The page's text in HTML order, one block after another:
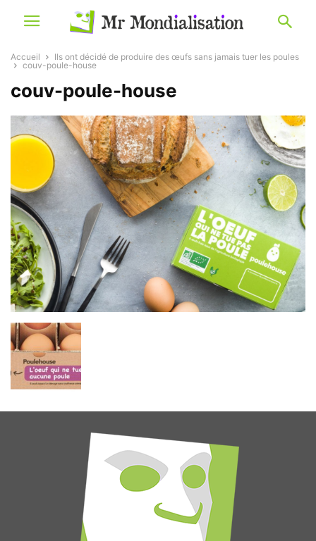
Accueil
Ils ont décidé de produire des œufs sans jamais tuer les poules
couv-poule-house
couv-poule-house